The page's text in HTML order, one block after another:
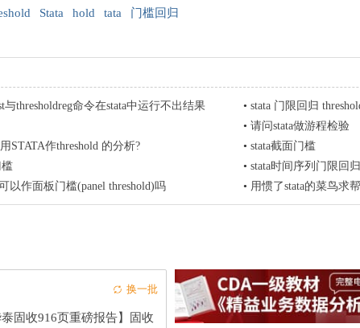
Stata hold tata 门槛回归
与thresholdreg命令在stata中运行不出结果 • stata 门限回归
• 请问stata做游程检验
STATA作threshold 的分析? • stata截面门槛
槛 • stata时间序列门限回
以作面板门槛(panel threshold)吗 • 用惯了stata的菜鸟求帮
换一批
泰固收916页重磅报告】固收